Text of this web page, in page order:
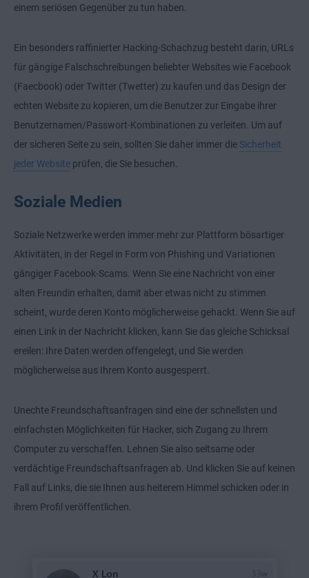
einem seriösen Gegenüber zu tun haben.
Ein besonders raffinierter Hacking-Schachzug besteht darin, URLs
für gängige Falschschreibungen beliebter Websites wie Facebook
(Faecbook) oder Twitter (Twetter) zu kaufen und das Design der
echten Website zu kopieren, um die Benutzer zur Eingabe ihrer
Benutzernamen/Passwort-Kombinationen zu verleiten. Um auf
der sicheren Seite zu sein, sollten Sie daher immer die Sicherheit
jeder Website prüfen, die Sie besuchen.
Soziale Medien
Soziale Netzwerke werden immer mehr zur Plattform bösartiger
Aktivitäten, in der Regel in Form von Phishing und Variationen
gängiger Facebook-Scams. Wenn Sie eine Nachricht von einer
alten Freundin erhalten, damit aber etwas nicht zu stimmen
scheint, wurde deren Konto möglicherweise gehackt. Wenn Sie auf
einen Link in der Nachricht klicken, kann Sie das gleiche Schicksal
ereilen: Ihre Daten werden offengelegt, und Sie werden
möglicherweise aus Ihrem Konto ausgesperrt.
Unechte Freundschaftsanfragen sind eine der schnellsten und
einfachsten Möglichkeiten für Hacker, sich Zugang zu Ihrem
Computer zu verschaffen. Lehnen Sie also seltsame oder
verdächtige Freundschaftsanfragen ab. Und klicken Sie auf keinen
Fall auf Links, die sie Ihnen aus heiterem Himmel schicken oder in
ihrem Profil veröffentlichen.